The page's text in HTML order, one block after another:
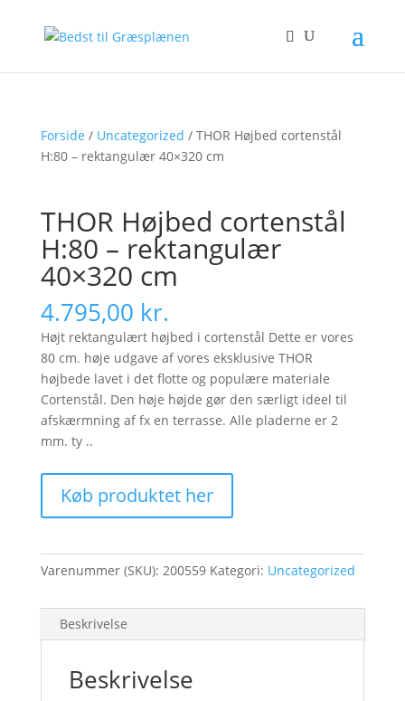
Forside / Uncategorized / THOR Højbed cortenstål
H:80 – rektangulær 40×320 cm
THOR Højbed cortenstål
H:80 – rektangulær
40×320 cm
4.795,00 kr.
Højt rektangulært højbed i cortenstål Dette er vores
80 cm. høje udgave af vores eksklusive THOR
højbede lavet i det flotte og populære materiale
Cortenstål. Den høje højde gør den særligt ideel til
afskærmning af fx en terrasse. Alle pladerne er 2
mm. ty ..
Køb produktet her
Varenummer (SKU): 200559 Kategori: Uncategorized
Beskrivelse
Beskrivelse